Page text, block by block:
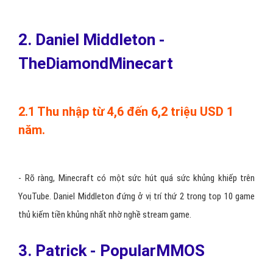
2. Daniel Middleton -
TheDiamondMinecart
2.1 Thu nhập từ 4,6 đến 6,2 triệu USD 1
năm.
- Rõ ràng, Minecraft có một sức hút quá sức khủng khiếp trên
YouTube. Daniel Middleton đứng ở vị trí thứ 2 trong top 10 game
thủ kiếm tiền khủng nhất nhờ nghề stream game.
3. Patrick - PopularMMOS